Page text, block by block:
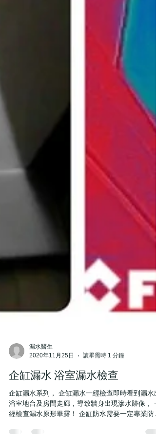
漏水醫生
2020年11月25日
讀畢需時 1 分鐘
企缸漏水 浴室漏水檢查
企缸漏水系列， 企缸漏水一經檢查即時看到漏水